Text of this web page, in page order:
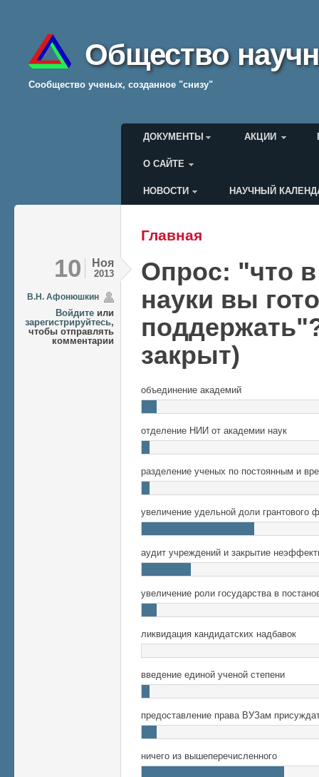
Общество
Cообщество ученых, созданное "снизу"
Главное меню
ДОКУМЕНТЫ АКЦИИ
О САЙТЕ
Меню пользователя
НОВОСТИ НАУЧНЫЙ
Вы здесь
Главная
10 Ноя
2013
В.Н. Афонюшкин
Войдите или
зарегистрируйтесь,
чтобы отправлять
комментарии
Опрос: "что
науки вы
закрыт)
объединение академий
отделение НИИ от академии наук
разделение ученых по постоянным и
увеличение удельной доли грантового
аудит учреждений и закрытие
увеличение роли государства в
ликвидация кандидатских надбавок
введение единой ученой степени
предоставление права ВУЗам
ничего из вышеперечисленного